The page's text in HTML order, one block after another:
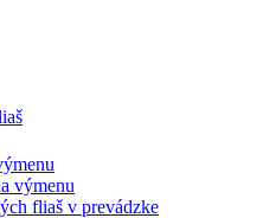
výmenu
fliaš v prevádzke